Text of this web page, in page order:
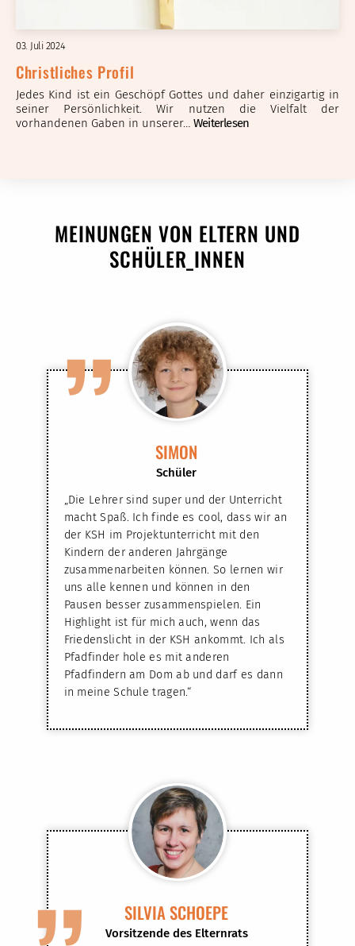
03. Juli 2024
Christliches Profil
Jedes Kind ist ein Geschöpf Gottes und daher einzigartig in
seiner Persönlichkeit. Wir nutzen die Vielfalt der
vorhandenen Gaben in unserer… Weiterlesen
MEINUNGEN VON ELTERN UND
SCHÜLER_INNEN
” SIMON
Schüler
„Die Lehrer sind super und der Unterricht
macht Spaß. Ich finde es cool, dass wir an
der KSH im Projektunterricht mit den
Kindern der anderen Jahrgänge
zusammenarbeiten können. So lernen wir
uns alle kennen und können in den
Pausen besser zusammenspielen. Ein
Highlight ist für mich auch, wenn das
Friedenslicht in der KSH ankommt. Ich als
Pfadfinder hole es mit anderen
Pfadfindern am Dom ab und darf es dann
in meine Schule tragen.“
SILVIA SCHOEPE
Vorsitzende des Elternrats